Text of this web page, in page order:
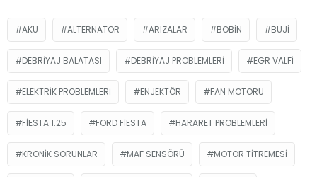
AKÜ ALTERNATÖR ARIZALAR BOBIN BUJI
DEBRIYAJ BALATASI DEBRIYAJ PROBLEMLERI EGR VALFI
ELEKTRIK PROBLEMLERI ENJEKTÖR FAN MOTORU
FIESTA 1.25 FORD FIESTA HARARET PROBLEMLERI
KRONIK SORUNLAR MAF SENSÖRÜ MOTOR TITREMESI